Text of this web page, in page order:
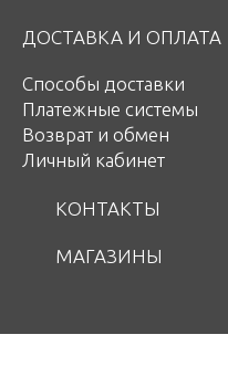
ДОСТАВКА И ОПЛАТА
Способы доставки
Платежные системы
Возврат и обмен
Личный кабинет
КОНТАКТЫ
МАГАЗИНЫ